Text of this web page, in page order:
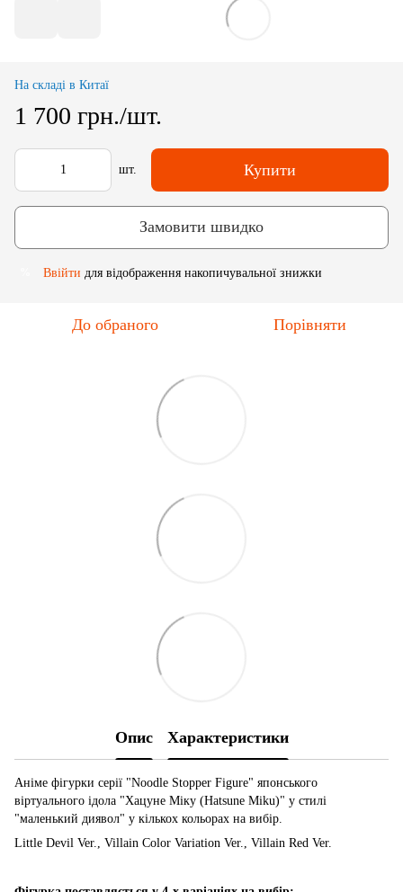
На складі в Китаї
1 700 грн./шт.
шт. Купити
Замовити швидко
Ввійти для відображення накопичувальної знижки
До обраного Порівняти
Опис Характеристики
Аніме фігурки серії "Noodle Stopper Figure" японського
віртуального ідола "Хацуне Міку (Hatsune Miku)" у стилі
"маленький диявол" у кількох кольорах на вибір.
Little Devil Ver., Villain Color Variation Ver., Villain Red Ver.